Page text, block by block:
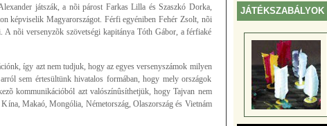
JÁTÉKSZABÁLYOK
játszák, a nõi párost Farkas Lilla és Szaszkó Dorka,
képviselik Magyarországot. Férfi egyéniben Fehér Zsolt, nõi
nõi versenyzõk szövetségi kapitánya Tóth Gábor, a férfiaké
így azt nem tudjuk, hogy az egyes versenyszámok milyen
sem értesültünk hivatalos formában, hogy mely országok
kommunikációból azt valószínûsíthetjük, hogy Tajvan nem
Makaó, Mongólia, Németország, Olaszország és Vietnám